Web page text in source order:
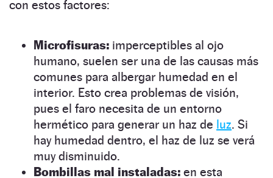
con estos factores:
Microfisuras: imperceptibles al ojo
humano, suelen ser una de las causas más
comunes para albergar humedad en el
interior. Esto crea problemas de visión,
pues el faro necesita de un entorno
hermético para generar un haz de luz. Si
hay humedad dentro, el haz de luz se verá
muy disminuido.
Bombillas mal instaladas: en esta